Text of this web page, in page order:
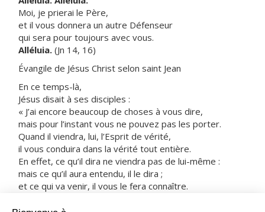
Moi, je prierai le Père,
et il vous donnera un autre Défenseur
qui sera pour toujours avec vous.
Alléluia. (Jn 14, 16)
Évangile de Jésus Christ selon saint Jean
En ce temps-là,
Jésus disait à ses disciples :
« J’ai encore beaucoup de choses à vous dire,
mais pour l’instant vous ne pouvez pas les porter.
Quand il viendra, lui, l’Esprit de vérité,
il vous conduira dans la vérité tout entière.
En effet, ce qu’il dira ne viendra pas de lui-même :
mais ce qu’il aura entendu, il le dira ;
et ce qui va venir, il vous le fera connaître.